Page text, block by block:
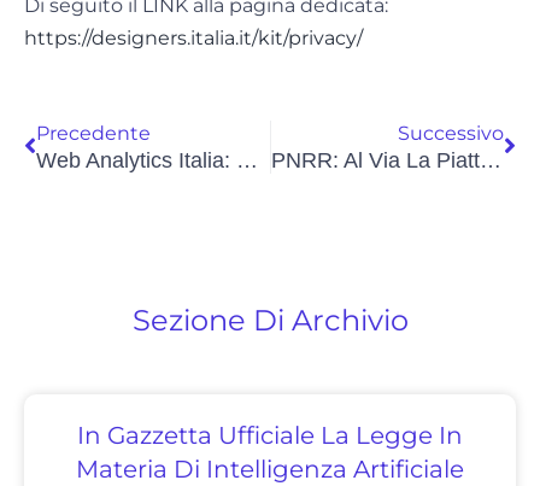
Di seguito il LINK alla pagina dedicata:
https://designers.italia.it/kit/privacy/
Precedente
Web Analytics Italia: Da Gennaio 2023 Un Potenziamento In Vista
Successivo
PNRR: Al Via La Piattaforma Digitale Nazionale Dati
Sezione Di Archivio
In Gazzetta Ufficiale La Legge In
Materia Di Intelligenza Artificiale